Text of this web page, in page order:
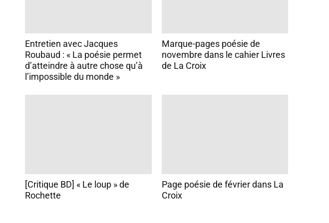
Entretien avec Jacques
Roubaud : « La poésie permet
d’atteindre à autre chose qu’à
l’impossible du monde »
Marque-pages poésie de
novembre dans le cahier Livres
de La Croix
[Critique BD] « Le loup » de
Rochette
Page poésie de février dans La
Croix